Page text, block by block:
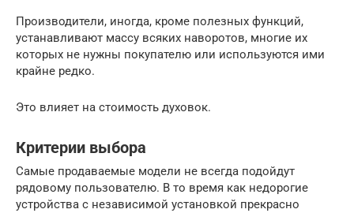
Производители, иногда, кроме полезных функций,
устанавливают массу всяких наворотов, многие их
которых не нужны покупателю или используются ими
крайне редко.
Это влияет на стоимость духовок.
Критерии выбора
Самые продаваемые модели не всегда подойдут
рядовому пользователю. В то время как недорогие
устройства с независимой установкой прекрасно